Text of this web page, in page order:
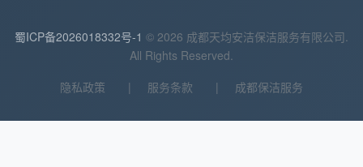
七、再问“成都开荒保洁公司哪家好”，你已经不是那个
当你在业主群或搜索框里再次问出“成都开荒保洁公
蜀ICP备2026018332号-1 © 2026 成都天均安洁保洁服务有限公司.
All Rights Reserved.
隐私政策
| 服务条款 | 成都保洁服务